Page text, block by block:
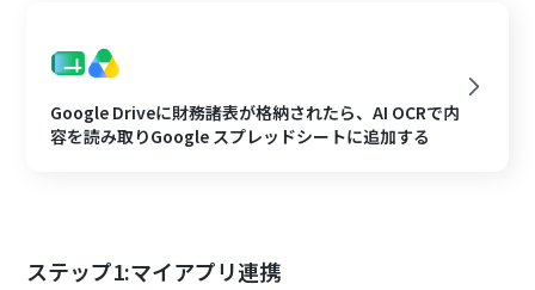
Google Driveに財務諸表が格納されたら、AI OCRで内
容を読み取りGoogle スプレッドシートに追加する
ステップ1:マイアプリ連携